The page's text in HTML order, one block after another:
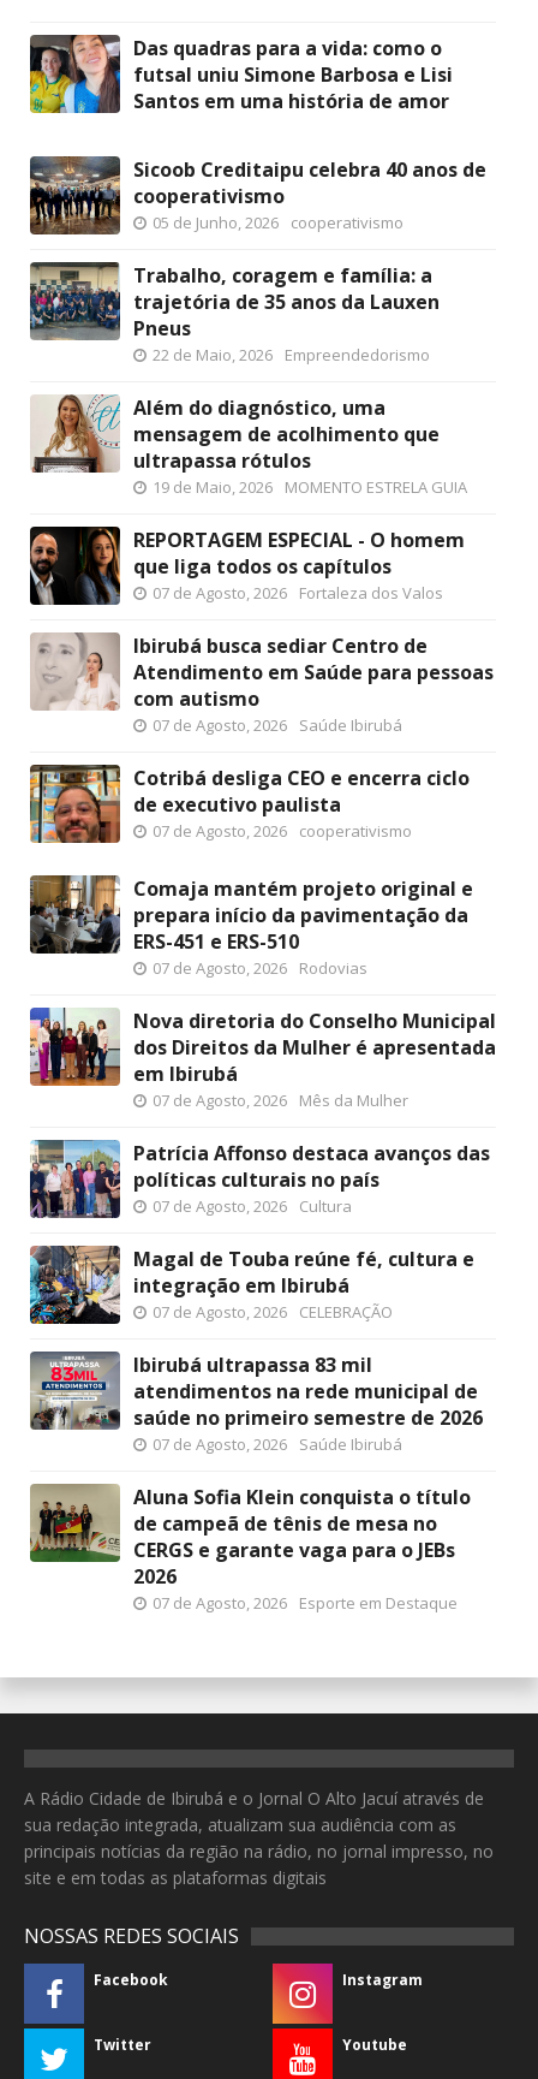
Das quadras para a vida: como o
futsal uniu Simone Barbosa e Lisi
Santos em uma história de amor
Sicoob Creditaipu celebra 40 anos de
cooperativismo
05 de Junho, 2026 cooperativismo
Trabalho, coragem e família: a
trajetória de 35 anos da Lauxen
Pneus
22 de Maio, 2026 Empreendedorismo
Além do diagnóstico, uma
mensagem de acolhimento que
ultrapassa rótulos
19 de Maio, 2026 MOMENTO ESTRELA GUIA
REPORTAGEM ESPECIAL - O homem
que liga todos os capítulos
07 de Agosto, 2026 Fortaleza dos Valos
Ibirubá busca sediar Centro de
Atendimento em Saúde para pessoas
com autismo
07 de Agosto, 2026 Saúde Ibirubá
Cotribá desliga CEO e encerra ciclo
de executivo paulista
07 de Agosto, 2026 cooperativismo
Comaja mantém projeto original e
prepara início da pavimentação da
ERS-451 e ERS-510
07 de Agosto, 2026 Rodovias
Nova diretoria do Conselho Municipal
dos Direitos da Mulher é apresentada
em Ibirubá
07 de Agosto, 2026 Mês da Mulher
Patrícia Affonso destaca avanços das
políticas culturais no país
07 de Agosto, 2026 Cultura
Magal de Touba reúne fé, cultura e
integração em Ibirubá
07 de Agosto, 2026 CELEBRAÇÃO
Ibirubá ultrapassa 83 mil
atendimentos na rede municipal de
saúde no primeiro semestre de 2026
07 de Agosto, 2026 Saúde Ibirubá
Aluna Sofia Klein conquista o título
de campeã de tênis de mesa no
CERGS e garante vaga para o JEBs
2026
07 de Agosto, 2026 Esporte em Destaque
A Rádio Cidade de Ibirubá e o Jornal O Alto Jacuí através de
sua redação integrada, atualizam sua audiência com as
principais notícias da região na rádio, no jornal impresso, no
site e em todas as plataformas digitais
NOSSAS REDES SOCIAIS
Facebook Instagram
Twitter Youtube